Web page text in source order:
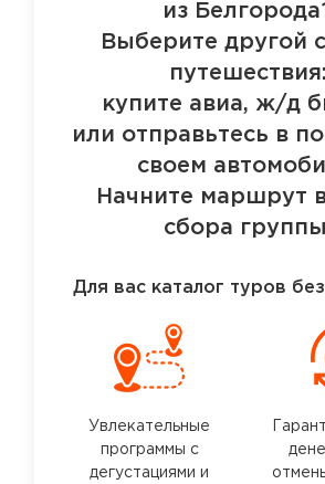
из
Выберите другой
путешествия:
купите авиа, ж/д
или отправьтесь в
своем
Начните маршрут
сбора
Для вас каталог туров
Увлекательные
программы с
дегустациями и